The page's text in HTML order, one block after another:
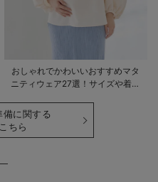
おしゃれでかわいいおすすめマタ
ニティウェア27選！サイズや着る
備に関する
ちら